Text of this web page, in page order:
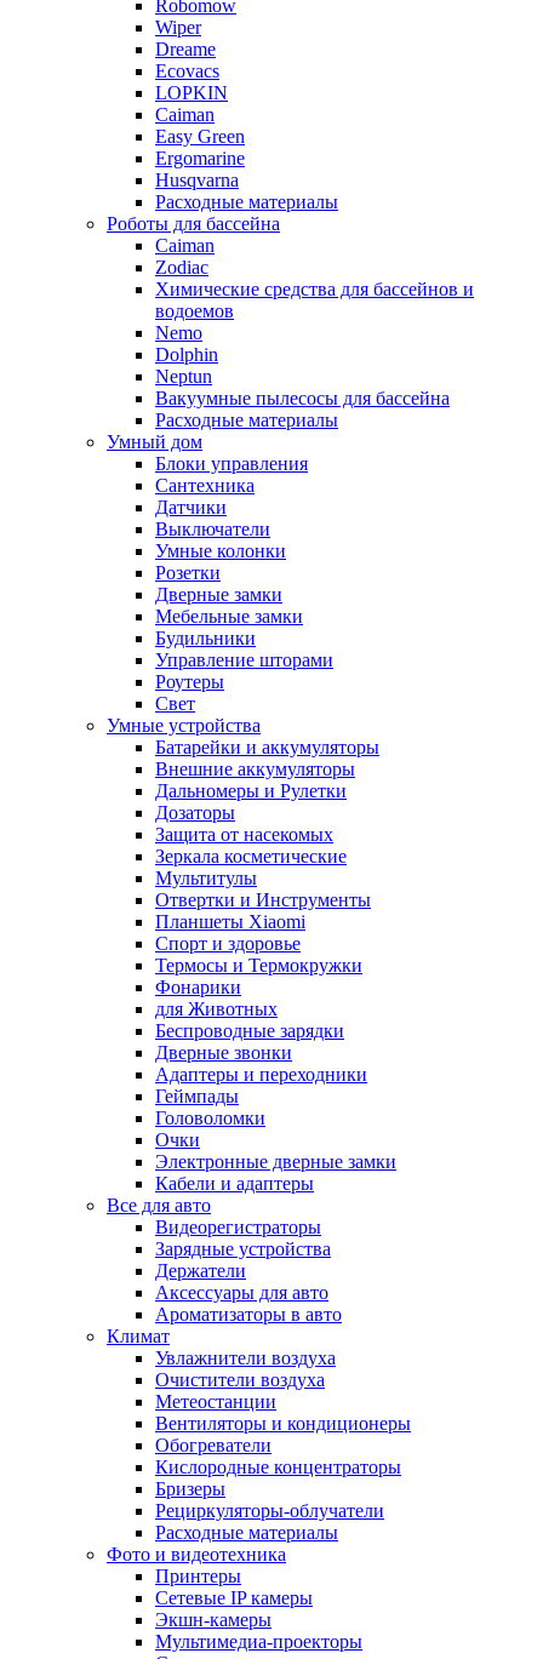
Robomow
Wiper
Dreame
Ecovacs
LOPKIN
Caiman
Easy Green
Ergomarine
Husqvarna
Расходные материалы
Роботы для бассейна
Caiman
Zodiac
Химические средства для бассейнов и
водоемов
Nemo
Dolphin
Neptun
Вакуумные пылесосы для бассейна
Расходные материалы
Умный дом
Блоки управления
Сантехника
Датчики
Выключатели
Умные колонки
Розетки
Дверные замки
Мебельные замки
Будильники
Управление шторами
Роутеры
Свет
Умные устройства
Батарейки и аккумуляторы
Внешние аккумуляторы
Дальномеры и Рулетки
Дозаторы
Защита от насекомых
Зеркала косметические
Мультитулы
Отвертки и Инструменты
Планшеты Xiaomi
Спорт и здоровье
Термосы и Термокружки
Фонарики
для Животных
Беспроводные зарядки
Дверные звонки
Адаптеры и переходники
Геймпады
Головоломки
Очки
Электронные дверные замки
Кабели и адаптеры
Все для авто
Видеорегистраторы
Зарядные устройства
Держатели
Аксессуары для авто
Ароматизаторы в авто
Климат
Увлажнители воздуха
Очистители воздуха
Метеостанции
Вентиляторы и кондиционеры
Обогреватели
Кислородные концентраторы
Бризеры
Рециркуляторы-облучатели
Расходные материалы
Фото и видеотехника
Принтеры
Сетевые IP камеры
Экшн-камеры
Мультимедиа-проекторы